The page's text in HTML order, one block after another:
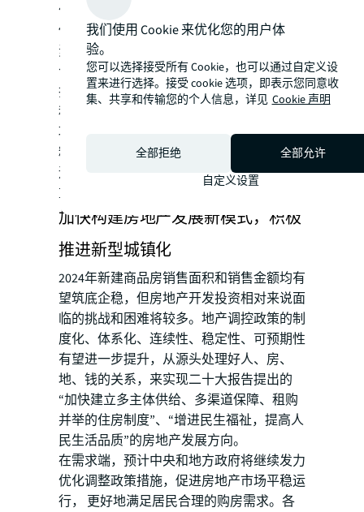
作，推动新建项目开工率和投资完成率保质
保量保时序性地完成预定目标。 应当从要
素保障性、工程可行性、运营有效性、财务
合理性、影响可持续性、风险可控性等维度
把握项目建设质量，注重切实提升投资决策
科学化水平和投资项目前期工作质量，注重
项目全生命周期管理和进度、质量、安全的
精准有效控制，注重防控项目决策、建设、
运营风险，推动投资项目转化为有效投资、
重大项目转化为重点投资。
加快构建房地产发展新模式，积极
推进新型城镇化
2024年新建商品房销售面积和销售金额均有
望筑底企稳，但房地产开发投资相对来说面
临的挑战和困难将较多。地产调控政策的制
度化、体系化、连续性、稳定性、可预期性
有望进一步提升，从源头处理好人、房、
地、钱的关系，来实现二十大报告提出的
“加快建立多主体供给、多渠道保障、租购
并举的住房制度”、“增进民生福祉，提高人
民生活品质”的房地产发展方向。
在需求端，预计中央和地方政府将继续发力
优化调整政策措施，促进房地产市场平稳运
行， 更好地满足居民合理的购房需求。各
我们使用 Cookie 来优化您的用户体
验。
您可以选择接受所有 Cookie，也可以通过自定义设
置来进行选择。接受 cookie 选项，即表示您同意收
集、共享和传输您的个人信息，详见 Cookie 声明
全部拒绝
全部允许
自定义设置